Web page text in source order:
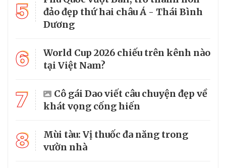
5
đảo đẹp thứ hai châu Á - Thái Bình
Dương
6
World Cup 2026 chiếu trên kênh nào
tại Việt Nam?
7
Cô gái Dao viết câu chuyện đẹp về
khát vọng cống hiến
8
Mùi tàu: Vị thuốc đa năng trong
vườn nhà